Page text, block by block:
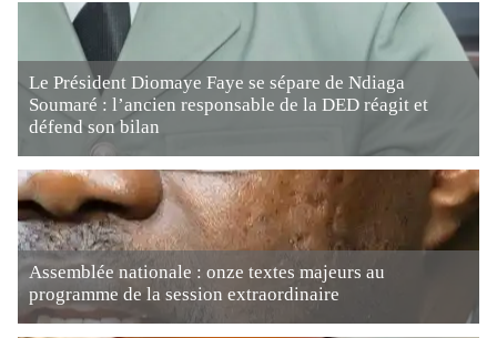
Le Président Diomaye Faye se sépare de Ndiaga
Soumaré : l’ancien responsable de la DED réagit et
défend son bilan
Assemblée nationale : onze textes majeurs au
programme de la session extraordinaire